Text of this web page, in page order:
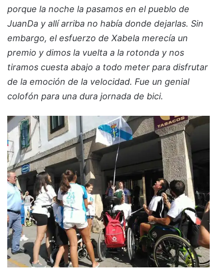
porque la noche la pasamos en el pueblo de
JuanDa y allí arriba no había donde dejarlas. Sin
embargo, el esfuerzo de Xabela merecía un
premio y dimos la vuelta a la rotonda y nos
tiramos cuesta abajo a todo meter para disfrutar
de la emoción de la velocidad. Fue un genial
colofón para una dura jornada de bici.